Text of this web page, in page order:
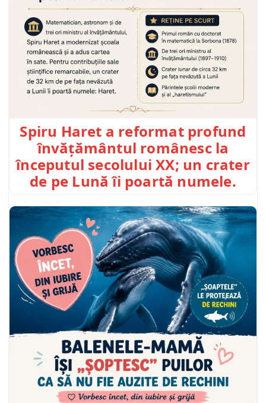
Spiru Haret a reformat profund
învățământul românesc la
începutul secolului XX; un crater
de pe Lună îi poartă numele.